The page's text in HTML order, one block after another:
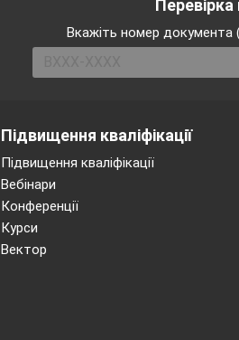
Вкажіть номер документа
Підвищення кваліфікації
Підвищення кваліфікації
Вебінари
Конференції
Курси
Вектор